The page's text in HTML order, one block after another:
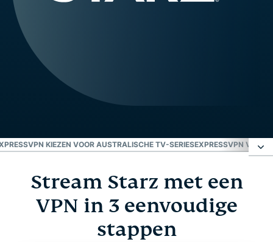
KIEZEN VOOR AUSTRALISCHE TV-SERIESEXPRESSVPN VOOR
Stream Starz met een VPN in 3 eenvoudige
Stream Starz met een
VPN in 3 eenvoudige
stappen